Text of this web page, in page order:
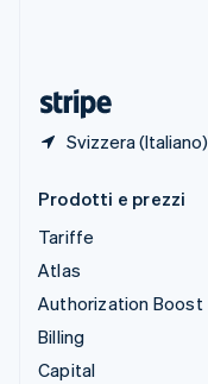
Svizzera (Italiano)
Prodotti e prezzi
Tariffe
Atlas
Authorization Boost
Billing
Capital